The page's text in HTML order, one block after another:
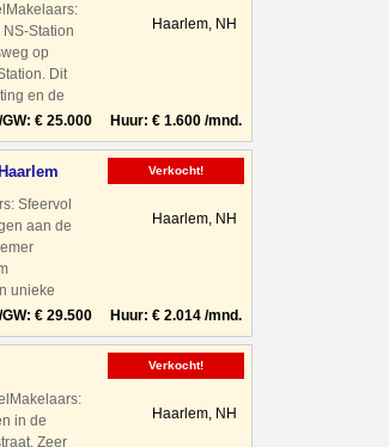
Station
op
Dit
en de
Haarlem, NH
GW: € 25.000 Huur: € 1.600 /mnd.
Sfeervol
aan de
unieke
een kant en
Haarlem, NH
GW: € 29.500 Huur: € 2.014 /mnd.
Verkocht!
in de
Zeer
Haarlem, NH
Verkocht!